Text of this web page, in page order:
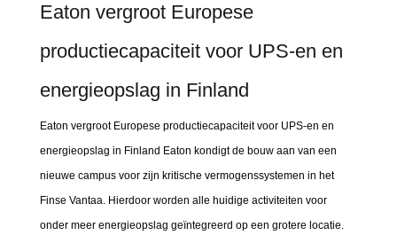
Eaton vergroot Europese
productiecapaciteit voor UPS-en en
energieopslag in Finland
Eaton vergroot Europese productiecapaciteit voor UPS-en en
energieopslag in Finland Eaton kondigt de bouw aan van een
nieuwe campus voor zijn kritische vermogenssystemen in het
Finse Vantaa. Hierdoor worden alle huidige activiteiten voor
onder meer energieopslag geïntegreerd op een grotere locatie.